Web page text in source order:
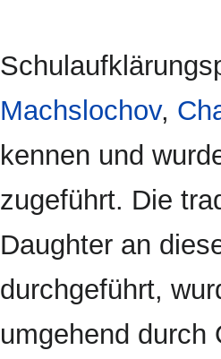
Machslochov,
kennen und
zugeführt. Die
Daughter an
durchgeführt,
umgehend